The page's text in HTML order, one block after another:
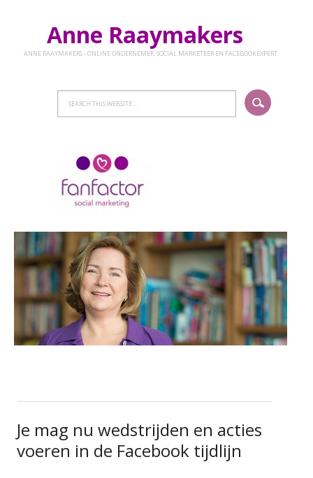
Anne Raaymakers
ANNE RAAYMAKERS - ONLINE ONDERNEMER, SOCIAL MARKETEER EN FACEBOOKEXPERT
Je mag nu wedstrijden en acties
voeren in de Facebook tijdlijn